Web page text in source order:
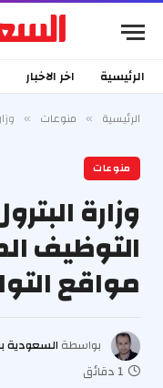
الرئيسية اخر الاخبار
الرئيسية » منوعات »
منوعات
وزارة
التوظيف
مواقع
بواسطة السعودية
1 دقائق